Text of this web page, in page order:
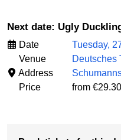
Next date: Ugly
Date
Tuesday,
Venue
Deutsches
Address
Price
from €29.30